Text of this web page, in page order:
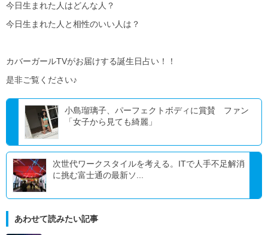
今日生まれた人はどんな人？
今日生まれた人と相性のいい人は？
カバーガールTVがお届けする誕生日占い！！
是非ご覧ください♪
小島瑠璃子、パーフェクトボディに賞賛 ファン
「女子から見ても綺麗」
次世代ワークスタイルを考える。ITで人手不足解消
に挑む富士通の最新ソ...
あわせて読みたい記事